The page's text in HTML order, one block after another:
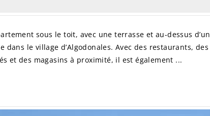
sous le toit, avec une terrasse et au-dessus d’un
dans le village d’Algodonales. Avec des restaurants, des
et des magasins à proximité, il est également ...